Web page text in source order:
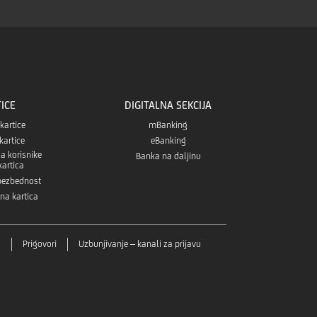
KAO NOSIOCA OSIGURANJA?
prodavnice
AppGallery
prodavnice
korisnike
kartica
DIGITALNA SEKCIJA
mBanking
eBanking
Banka na daljinu
Prigovori
Uzbunjivanje – kanali za prijavu